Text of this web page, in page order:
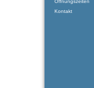
Öffnungszeiten
Kontakt